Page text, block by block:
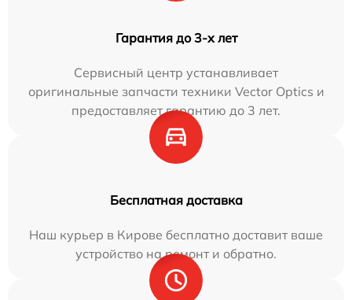
Гарантия до 3-х лет
Сервисный центр устанавливает
оригинальные запчасти техники Vector Optics и
предоставляет гарантию до 3 лет.
Бесплатная доставка
Наш курьер в Кирове бесплатно доставит ваше
устройство на ремонт и обратно.